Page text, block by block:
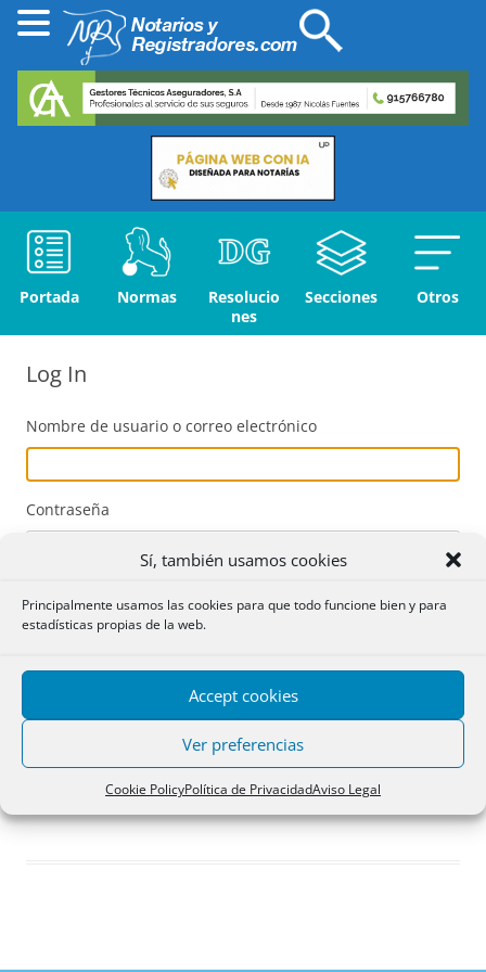
Sí, también usamos cookies
Principalmente usamos las cookies para que todo funcione bien y para
estadísticas propias de la web.
Accept cookies
Ver preferencias
Cookie PolicyPolítica de PrivacidadAviso Legal
Portada Normas
Resolucio
nes
Secciones Otros
Log In
Nombre de usuario o correo electrónico
Contraseña
Acceder
Registro
¿Has olvidado tu contraseña?